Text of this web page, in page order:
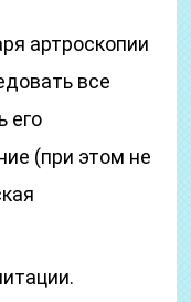
артроскопии
все
его
(при этом не